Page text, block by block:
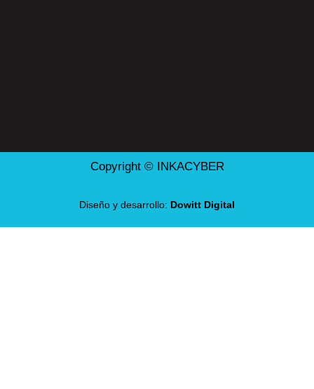
Copyright © INKACYBER
Diseño y desarrollo: Dowitt Digital